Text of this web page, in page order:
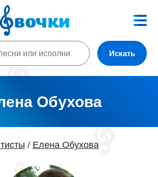
Искать
Обухова
/ Елена Обухова